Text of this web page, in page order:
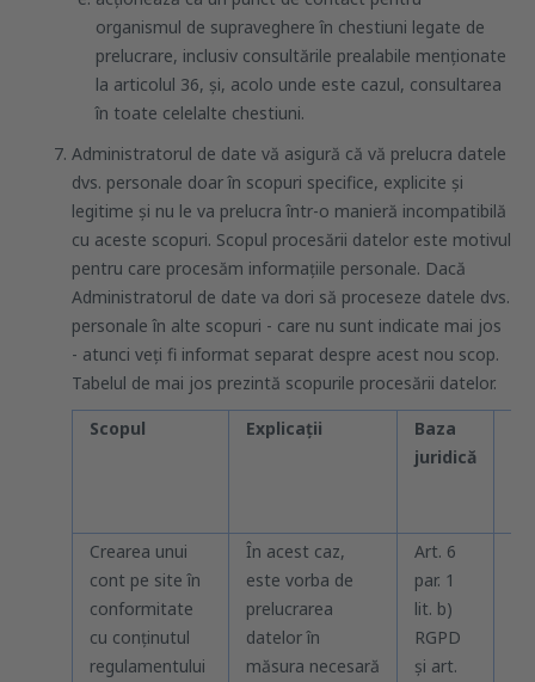
organismul de supraveghere în chestiuni legate de
prelucrare, inclusiv consultările prealabile menționate
la articolul 36, și, acolo unde este cazul, consultarea
în toate celelalte chestiuni.
Administratorul de date vă asigură că vă prelucra datele
dvs. personale doar în scopuri specifice, explicite și
legitime și nu le va prelucra într-o manieră incompatibilă
cu aceste scopuri. Scopul procesării datelor este motivul
pentru care procesăm informațiile personale. Dacă
Administratorul de date va dori să proceseze datele dvs.
personale în alte scopuri - care nu sunt indicate mai jos
- atunci veți fi informat separat despre acest nou scop.
Tabelul de mai jos prezintă scopurile procesării datelor.
Scopul
Explicații
Baza
juridică
Crearea unui
cont pe site în
conformitate
cu conținutul
regulamentului
În acest caz,
este vorba de
prelucrarea
datelor în
măsura necesară
Art. 6
par. 1
lit. b)
RGPD
și art.